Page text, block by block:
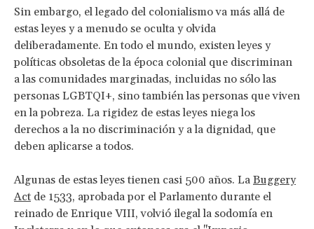
Sin embargo, el legado del colonialismo va más allá de
estas leyes y a menudo se oculta y olvida
deliberadamente. En todo el mundo, existen leyes y
políticas obsoletas de la época colonial que discriminan
a las comunidades marginadas, incluidas no sólo las
personas LGBTQI+, sino también las personas que viven
en la pobreza. La rigidez de estas leyes niega los
derechos a la no discriminación y a la dignidad, que
deben aplicarse a todos.
Algunas de estas leyes tienen casi 500 años. La Buggery
Act de 1533, aprobada por el Parlamento durante el
reinado de Enrique VIII, volvió ilegal la sodomía en